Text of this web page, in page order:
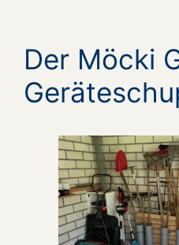
Der Möcki